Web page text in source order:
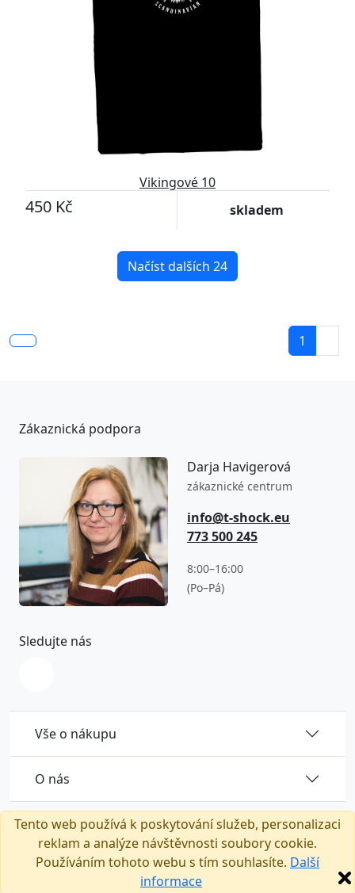
Tento web používá k poskytování služeb, personalizaci
reklam a analýze návštěvnosti soubory cookie.
Používáním tohoto webu s tím souhlasíte. Další
informace
Vikingové 10
450 Kč skladem
Načíst dalších 24
1
Vše o nákupu
O nás
Zákaznická podpora
Darja Havigerová
zákaznické centrum
info@t-shock.eu
773 500 245
8:00–16:00
(Po–Pá)
Sledujte nás
Tento e-shop běží na platforměT-shock